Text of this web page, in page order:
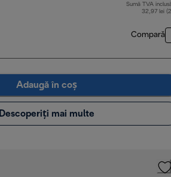
Sumă TVA
32,97 lei
Compară
Adaugă în coș
Descoperiți mai multe